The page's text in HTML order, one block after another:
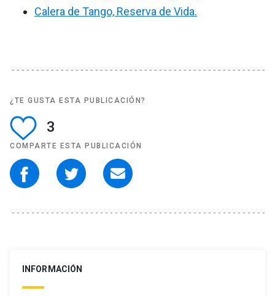
Calera de Tango, Reserva de Vida.
¿TE GUSTA ESTA PUBLICACIÓN?
3
COMPARTE ESTA PUBLICACIÓN
INFORMACIÓN